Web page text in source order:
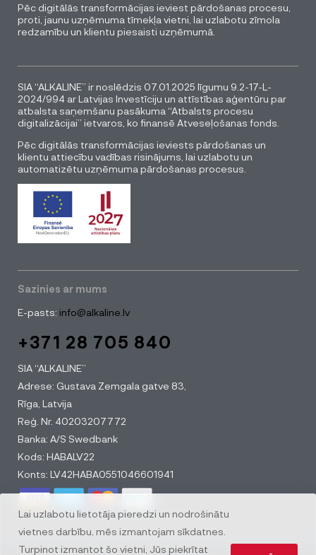
Lai uzlabotu lietotāja pieredzi un nodrošinātu
vietnes darbību, mēs izmantojam sīkdatnes.
Turpinot izmantot šo vietni, Jūs piekrītat
Pēc digitālās transformācijas ieviest pārdošanas procesu,
proti, jaunu uzņēmuma tīmekļa vietni, lai uzlabotu zīmola
redzamību un klientu piesaisti uzņēmumā.
SIA “ALKALINE” ir noslēdzis 07.01.2025 līgumu 9.2-17-L-
2024/994 ar Latvijas Investīciju un attīstības aģentūru par
atbalsta saņemšanu pasākuma “Atbalsts procesu
digitalizācijai” ietvaros, ko finansē Atveseļošanas fonds.
Pēc digitālās transformācijas ieviests pārdošanas un
klientu attiecību vadības risinājums, lai uzlabotu un
automatizētu uzņēmuma pārdošanas procesus.
Sazinies ar mums
E-pasts: info@alkaline.lv
+371 28 705 840
SIA “ALKALINE”
Adrese: Gustava Zemgala gatve 83,
Rīga, Latvija
Reģ. Nr. 40203207772
Banka: A/S Swedbank
Kods: HABALV22
Konts: LV42HABA0551046601941